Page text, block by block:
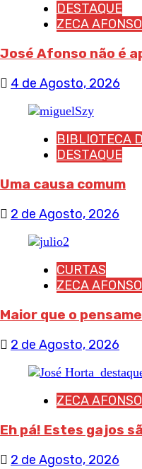
DESTAQUE
ZECA AFONSO
José Afonso não é
4 de Agosto, 2026
BIBLIOTECA
DESTAQUE
Uma causa comum
2 de Agosto, 2026
CURTAS
ZECA AFONSO
Maior que o
2 de Agosto, 2026
ZECA AFONSO
Eh pá! Estes gajos
2 de Agosto, 2026